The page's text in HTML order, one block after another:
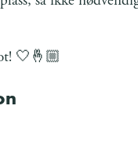
🤍🤞🏼